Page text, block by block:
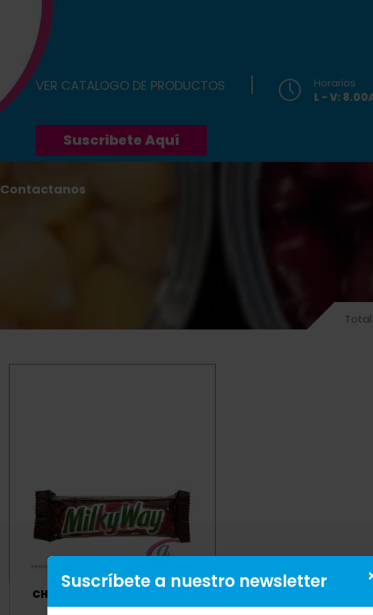
VER CATALOGO DE PRODUCTOS
Horarios
L - V:
Suscribete Aquí
Contactanos
CHOCOLATE AMERICANO MILKY
WAY 10/36
Suscríbete a nuestro newsletter